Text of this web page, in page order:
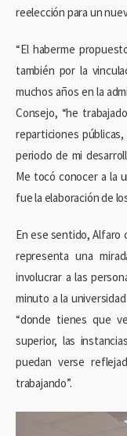
reelección para un
“El haberme
también por la
muchos años en la
Consejo, “he
reparticiones
periodo de mi
Me tocó conocer a la
fue la elaboración de
En ese sentido, Alfaro
representa una
involucrar a las
minuto a la
“donde tienes que
superior, las
puedan verse
trabajando”.